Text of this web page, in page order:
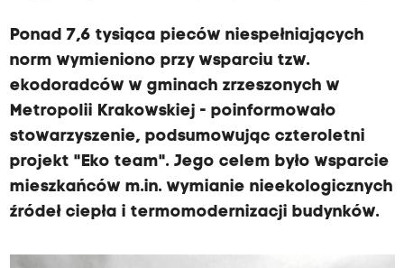
Ponad 7,6 tysiąca pieców niespełniających
norm wymieniono przy wsparciu tzw.
ekodoradców w gminach zrzeszonych w
Metropolii Krakowskiej - poinformowało
stowarzyszenie, podsumowując czteroletni
projekt "Eko team". Jego celem było wsparcie
mieszkańców m.in. wymianie nieekologicznych
źródeł ciepła i termomodernizacji budynków.